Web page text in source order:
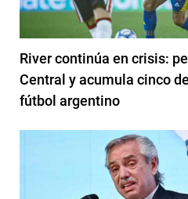
River continúa en crisis:
Central y acumula cinco
fútbol argentino